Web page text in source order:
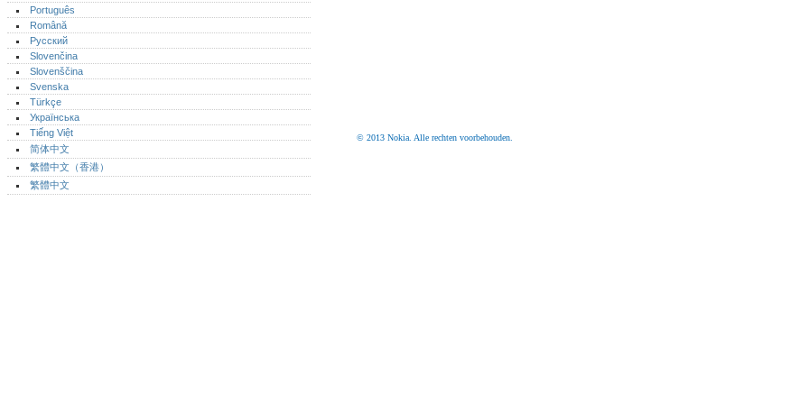
© 2013 Nokia. Alle rechten voorbehouden.
Português‎
Română
Русский
Slovenčina
Slovenščina
Svenska
Türkçe
Українська
Tiếng Việt
简体中文
繁體中文（香港）
繁體中文